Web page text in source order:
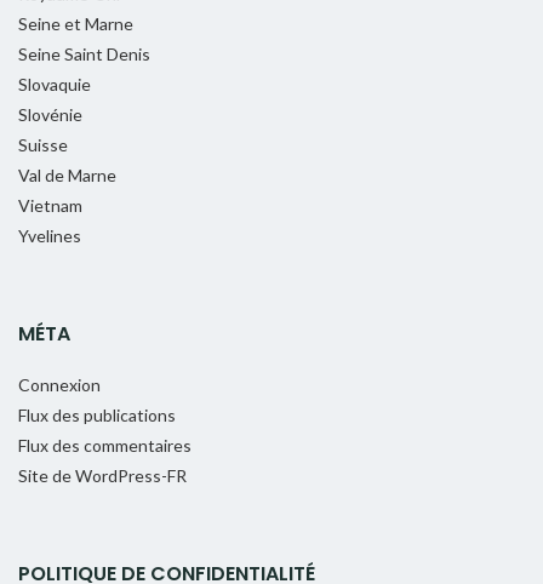
Seine et Marne
Seine Saint Denis
Slovaquie
Slovénie
Suisse
Val de Marne
Vietnam
Yvelines
MÉTA
Connexion
Flux des publications
Flux des commentaires
Site de WordPress-FR
POLITIQUE DE CONFIDENTIALITÉ